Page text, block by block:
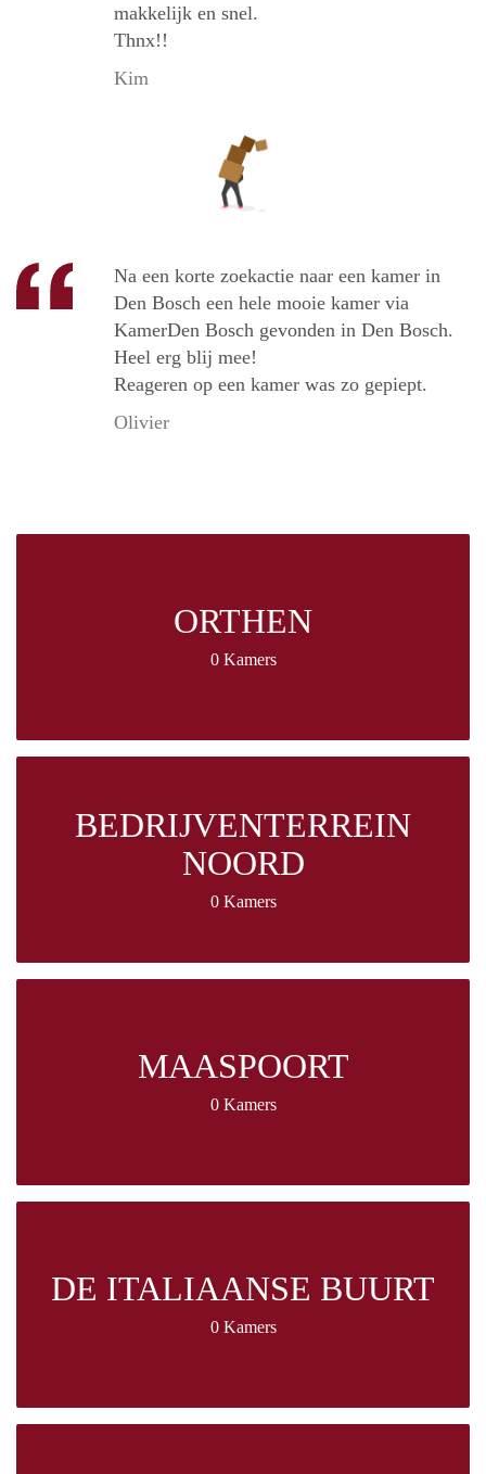
makkelijk en snel.
Thnx!!
Kim
Na een korte zoekactie naar een kamer in
Den Bosch een hele mooie kamer via
KamerDen Bosch gevonden in Den Bosch.
Heel erg blij mee!
Reageren op een kamer was zo gepiept.
Olivier
ORTHEN
0 Kamers
BEDRIJVENTERREIN
NOORD
0 Kamers
MAASPOORT
0 Kamers
DE ITALIAANSE BUURT
0 Kamers